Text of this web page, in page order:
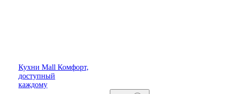
Кухни Mall Комфорт,
доступный
каждому